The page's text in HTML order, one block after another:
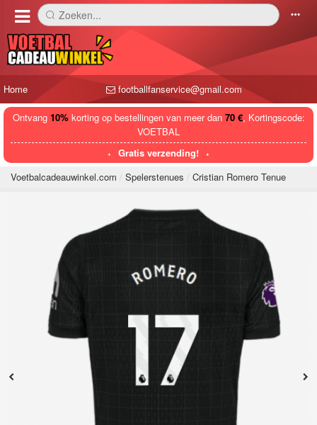
󰅼 Zoeken... 󰄒
Home footballfanservice@gmail.com
Ontvang 10%korting op bestellingen van meer dan 70 €, Kortingscode:
VOETBAL
Gratis verzending!
Voetbalcadeauwinkel.com
Spelerstenues Cristian Romero Tenue